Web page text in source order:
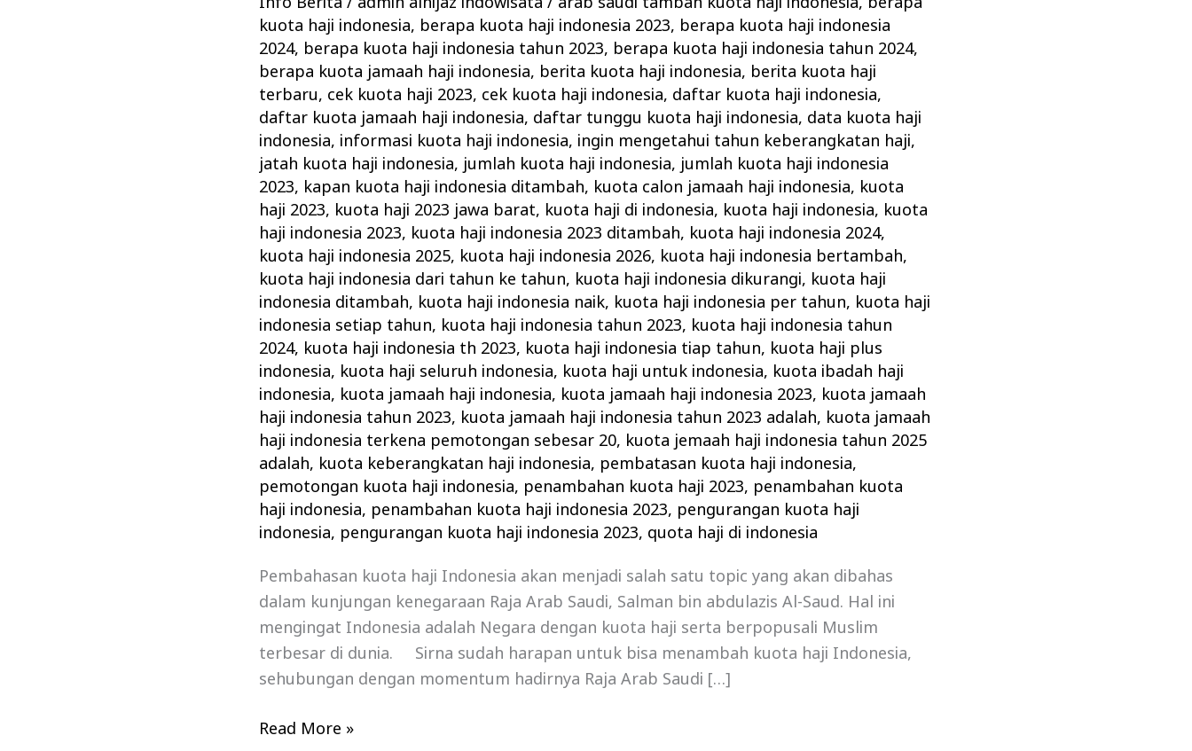
kuota haji indonesia, berapa kuota haji indonesia 2023, berapa kuota haji indonesia
2024, berapa kuota haji indonesia tahun 2023, berapa kuota haji indonesia tahun 2024,
berapa kuota jamaah haji indonesia, berita kuota haji indonesia, berita kuota haji
terbaru, cek kuota haji 2023, cek kuota haji indonesia, daftar kuota haji indonesia,
daftar kuota jamaah haji indonesia, daftar tunggu kuota haji indonesia, data kuota haji
indonesia, informasi kuota haji indonesia, ingin mengetahui tahun keberangkatan haji,
jatah kuota haji indonesia, jumlah kuota haji indonesia, jumlah kuota haji indonesia
2023, kapan kuota haji indonesia ditambah, kuota calon jamaah haji indonesia, kuota
haji 2023, kuota haji 2023 jawa barat, kuota haji di indonesia, kuota haji indonesia, kuota
haji indonesia 2023, kuota haji indonesia 2023 ditambah, kuota haji indonesia 2024,
kuota haji indonesia 2025, kuota haji indonesia 2026, kuota haji indonesia bertambah,
kuota haji indonesia dari tahun ke tahun, kuota haji indonesia dikurangi, kuota haji
indonesia ditambah, kuota haji indonesia naik, kuota haji indonesia per tahun, kuota haji
indonesia setiap tahun, kuota haji indonesia tahun 2023, kuota haji indonesia tahun
2024, kuota haji indonesia th 2023, kuota haji indonesia tiap tahun, kuota haji plus
indonesia, kuota haji seluruh indonesia, kuota haji untuk indonesia, kuota ibadah haji
indonesia, kuota jamaah haji indonesia, kuota jamaah haji indonesia 2023, kuota jamaah
haji indonesia tahun 2023, kuota jamaah haji indonesia tahun 2023 adalah, kuota jamaah
haji indonesia terkena pemotongan sebesar 20, kuota jemaah haji indonesia tahun 2025
adalah, kuota keberangkatan haji indonesia, pembatasan kuota haji indonesia,
pemotongan kuota haji indonesia, penambahan kuota haji 2023, penambahan kuota
haji indonesia, penambahan kuota haji indonesia 2023, pengurangan kuota haji
indonesia, pengurangan kuota haji indonesia 2023, quota haji di indonesia
Pembahasan kuota haji Indonesia akan menjadi salah satu topic yang akan dibahas
dalam kunjungan kenegaraan Raja Arab Saudi, Salman bin abdulazis Al-Saud. Hal ini
mengingat Indonesia adalah Negara dengan kuota haji serta berpopusali Muslim
terbesar di dunia. Sirna sudah harapan untuk bisa menambah kuota haji Indonesia,
sehubungan dengan momentum hadirnya Raja Arab Saudi […]
Kesulitan
Tambah
Kuota
Haji
Indonesia
Read More »